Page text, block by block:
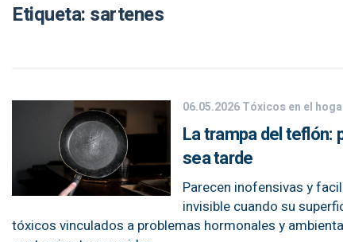
Etiqueta: sartenes
06.05.2026Tóxicos en el
La trampa del teflón:
sea tarde
Parecen inofensivas y
invisible cuando su
tóxicos vinculados a problemas hormonales y